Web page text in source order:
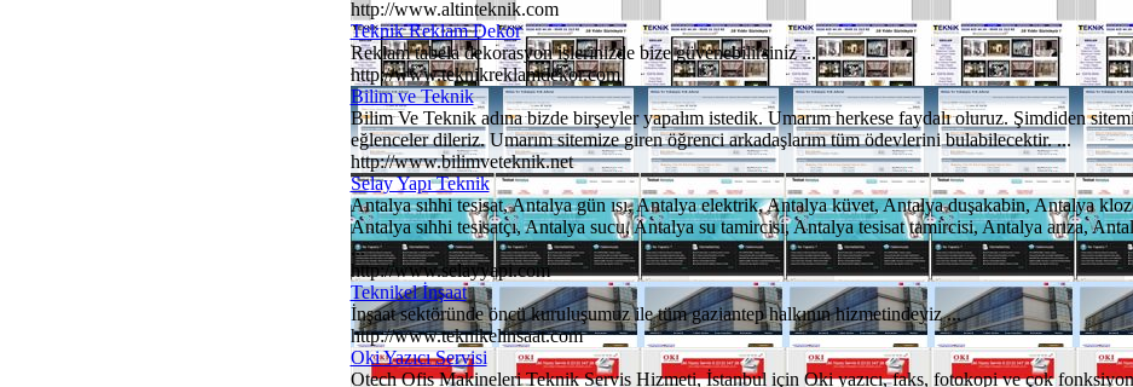
http://www.altinteknik.com
Teknik Reklam Dekor
Reklam tabela dekorasyon işlerinizde bize güvenebilirsiniz ...
http://www.teknikreklamdekor.com
Bilim ve Teknik
Bilim Ve Teknik adına bizde birşeyler yapalım istedik. Umarım herkese faydalı oluruz. Şimdiden
eğlenceler dileriz. Umarım sitemize giren öğrenci arkadaşlarım tüm ödevlerini bulabilecektir. ...
http://www.bilimveteknik.net
Selay Yapı Teknik
Antalya sıhhi tesisat, Antalya gün ısı, Antalya elektrik, Antalya küvet, Antalya duşakabin, Antalya
Antalya sıhhi tesisatçı, Antalya sucu, Antalya su tamircisi, Antalya tesisat tamircisi, Antalya arıza,
...
http://www.selayyapi.com
Teknikel İnşaat
İnşaat sektöründe öncü kuruluşumuz ile tüm gaziantep halkının hizmetindeyiz ...
http://www.teknikelinsaat.com
Oki Yazıcı Servisi
Otech Ofis Makineleri Teknik Servis Hizmeti, İstanbul için Oki yazıcı, faks, fotokopi ve çok